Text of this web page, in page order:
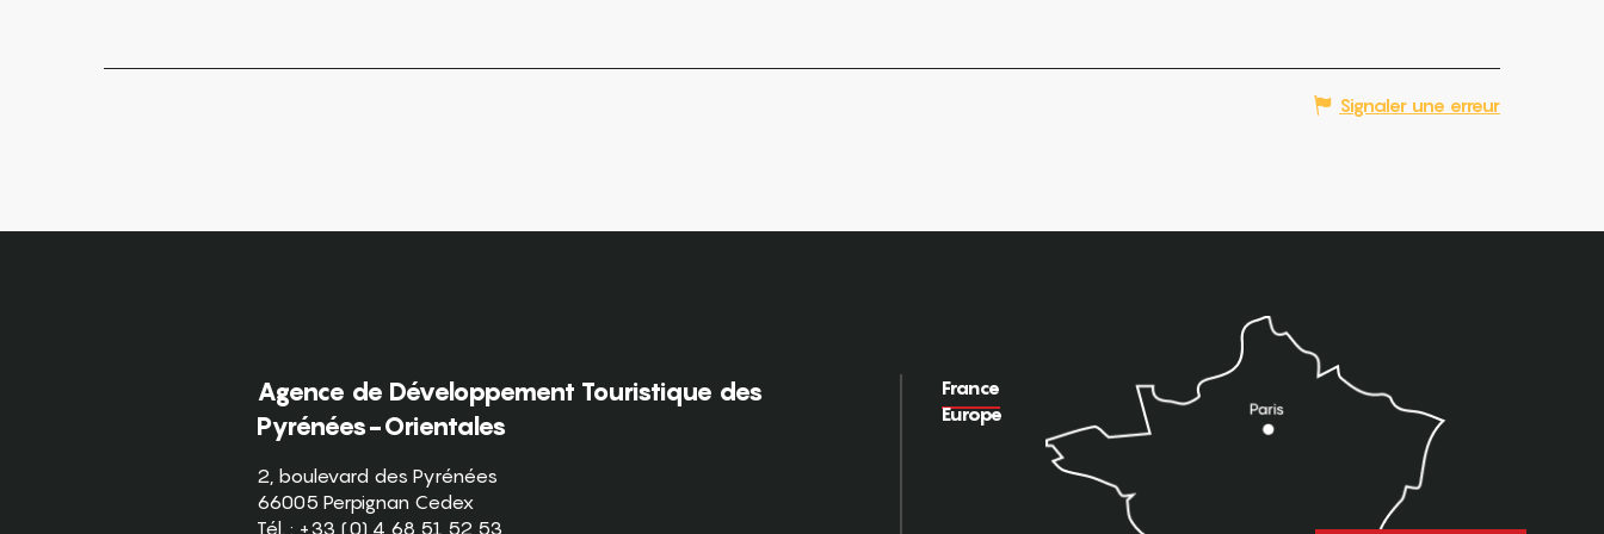
Signaler une erreur
Agence de Développement Touristique des
Pyrénées-Orientales
2, boulevard des Pyrénées
66005 Perpignan Cedex
Tél. : +33 (0) 4 68 51 52 53
France
Europe